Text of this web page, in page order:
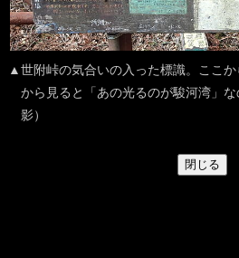
▲世附峠の気合いの入った標識。ここか
から見ると「あの光るのが駿河湾」
影）